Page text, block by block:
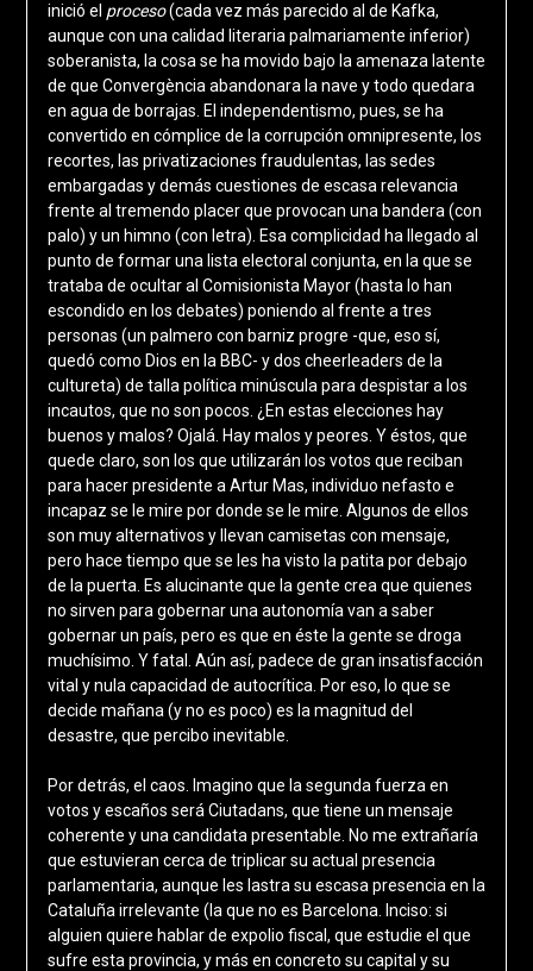
inició el proceso(cada vez más parecido al de Kafka,
aunque con una calidad literaria palmariamente inferior)
soberanista, la cosa se ha movido bajo la amenaza latente
de que Convergència abandonara la nave y todo quedara
en agua de borrajas. El independentismo, pues, se ha
convertido en cómplice de la corrupción omnipresente, los
recortes, las privatizaciones fraudulentas, las sedes
embargadas y demás cuestiones de escasa relevancia
frente al tremendo placer que provocan una bandera (con
palo) y un himno (con letra). Esa complicidad ha llegado al
punto de formar una lista electoral conjunta, en la que se
trataba de ocultar al Comisionista Mayor (hasta lo han
escondido en los debates) poniendo al frente a tres
personas (un palmero con barniz progre -que, eso sí,
quedó como Dios en la BBC- y dos cheerleaders de la
cultureta) de talla política minúscula para despistar a los
incautos, que no son pocos. ¿En estas elecciones hay
buenos y malos? Ojalá. Hay malos y peores. Y éstos, que
quede claro, son los que utilizarán los votos que reciban
para hacer presidente a Artur Mas, individuo nefasto e
incapaz se le mire por donde se le mire. Algunos de ellos
son muy alternativos y llevan camisetas con mensaje,
pero hace tiempo que se les ha visto la patita por debajo
de la puerta. Es alucinante que la gente crea que quienes
no sirven para gobernar una autonomía van a saber
gobernar un país, pero es que en éste la gente se droga
muchísimo. Y fatal. Aún así, padece de gran insatisfacción
vital y nula capacidad de autocrítica. Por eso, lo que se
decide mañana (y no es poco) es la magnitud del
desastre, que percibo inevitable.
Por detrás, el caos. Imagino que la segunda fuerza en
votos y escaños será Ciutadans, que tiene un mensaje
coherente y una candidata presentable. No me extrañaría
que estuvieran cerca de triplicar su actual presencia
parlamentaria, aunque les lastra su escasa presencia en la
Cataluña irrelevante (la que no es Barcelona. Inciso: si
alguien quiere hablar de expolio fiscal, que estudie el que
sufre esta provincia, y más en concreto su capital y su